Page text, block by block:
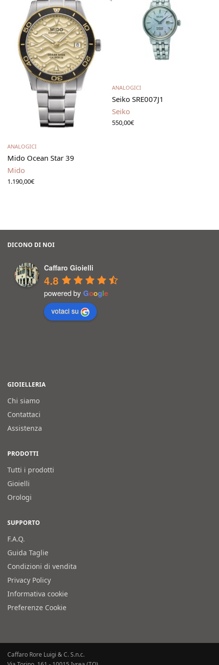
Aggiungi al carrello
ANALOGICI
Mido Ocean Star 39
Mido
1.190,00€
ANALOGICI
Seiko SRE007J1
Seiko
550,00€
DICONO DI NOI
Caffaro Gioielli
4.8
powered by Google
votaci su
GIOIELLERIA
Chi siamo
Contattaci
Assistenza
PRODOTTI
Tutti i prodotti
Gioielli
Orologi
SUPPORTO
F.A.Q.
Guida Taglie
Condizioni di vendita
Privacy Policy
Informativa cookie
Preferenze Cookie
Caffaro Rore Luigi & C. S.n.c.